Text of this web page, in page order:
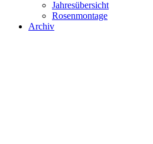
Jahresübersicht
Rosenmontage
Archiv